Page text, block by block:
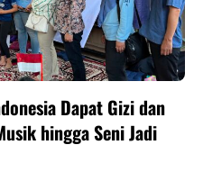
Dapat Gizi dan
hingga Seni Jadi